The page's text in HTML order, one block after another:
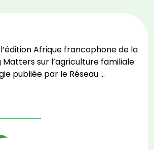
l’édition Afrique francophone de la
Matters sur l’agriculture familiale
publiée par le Réseau …